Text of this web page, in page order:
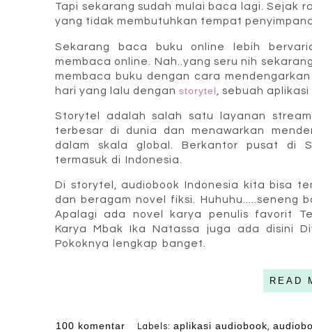
Tapi sekarang sudah mulai baca lagi. Sejak
yang tidak membutuhkan tempat
Sekarang baca buku online lebih
membaca online. Nah..yang seru nih
membaca buku dengan cara
hari yang lalu dengan storytel , sebuah
Storytel adalah salah satu layanan
terbesar di dunia dan menawarkan
dalam skala global. Berkantor pusat di
termasuk di Indonesia.
Di storytel, audiobook Indonesia kita bisa
dan beragam novel fiksi.
Apalagi ada novel karya penulis favorit
Karya Mbak Ika Natassa juga ada disini
Pokoknya lengkap banget.
READ
100 komentar Labels:aplikasi audiobook,